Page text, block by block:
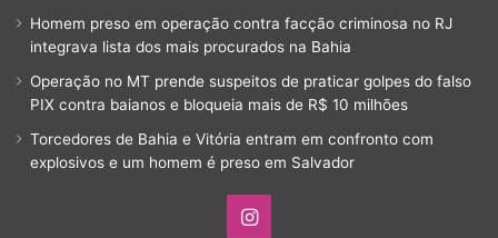
Homem preso em operação contra facção criminosa no RJ
integrava lista dos mais procurados na Bahia
Operação no MT prende suspeitos de praticar golpes do falso
PIX contra baianos e bloqueia mais de R$ 10 milhões
Torcedores de Bahia e Vitória entram em confronto com
explosivos e um homem é preso em Salvador
Instagram